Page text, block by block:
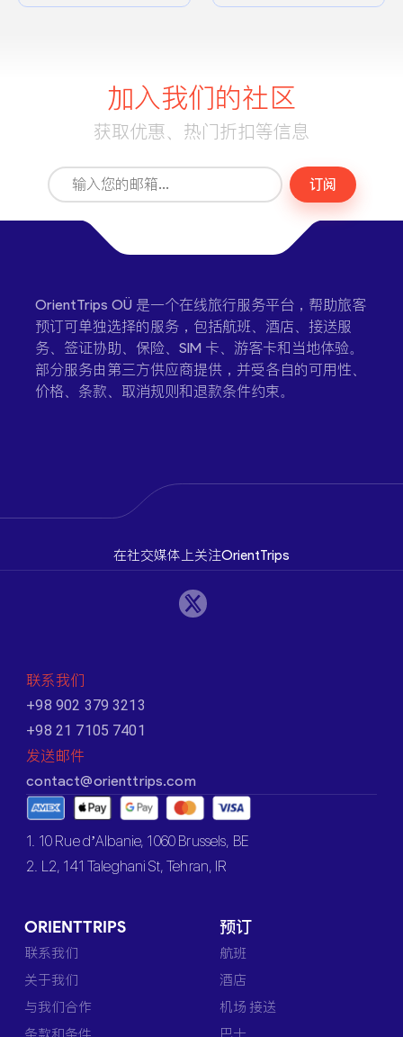
加入我们的社区
获取优惠、热门折扣等信息
订阅
OrientTrips OÜ 是一个在线旅行服务平台，帮助旅客
预订可单独选择的服务，包括航班、酒店、接送服
务、签证协助、保险、SIM 卡、游客卡和当地体验。
部分服务由第三方供应商提供，并受各自的可用性、
价格、条款、取消规则和退款条件约束。
在社交媒体上关注OrientTrips
联系我们
+98 902 379 3213
+98 21 7105 7401
发送邮件
contact@orienttrips.com
1. 10 Rue d’Albanie, 1060 Brussels, BE
2. L2, 141 Taleghani St, Tehran, IR
ORIENTTRIPS
联系我们
关于我们
与我们合作
预订
航班
酒店
机场 接送